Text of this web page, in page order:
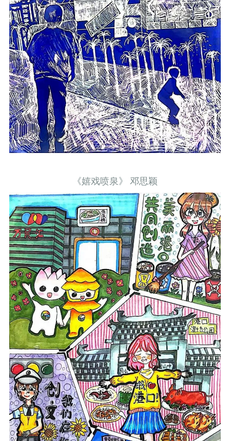
《嬉戏喷泉》 邓思颖